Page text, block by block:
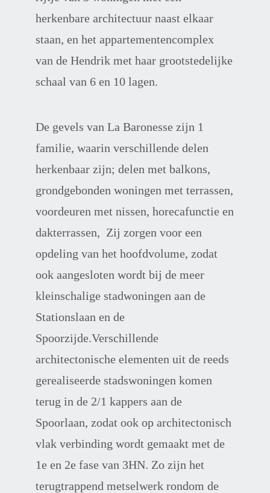
herkenbare architectuur naast elkaar
staan, en het appartementencomplex
van de Hendrik met haar grootstedelijke
schaal van 6 en 10 lagen.
De gevels van La Baronesse zijn 1
familie, waarin verschillende delen
herkenbaar zijn; delen met balkons,
grondgebonden woningen met terrassen,
voordeuren met nissen, horecafunctie en
dakterrassen,  Zij zorgen voor een
opdeling van het hoofdvolume, zodat
ook aangesloten wordt bij de meer
kleinschalige stadwoningen aan de
Stationslaan en de
Spoorzijde.Verschillende
architectonische elementen uit de reeds
gerealiseerde stadswoningen komen
terug in de 2/1 kappers aan de
Spoorlaan, zodat ook op architectonisch
vlak verbinding wordt gemaakt met de
1e en 2e fase van 3HN. Zo zijn het
terugtrappend metselwerk rondom de